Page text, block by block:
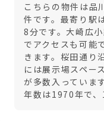
こちらの物件は
件です。最寄り駅
8分です。大崎広
でアクセスも可能
きます。桜田通り
には展示場スペー
が多数入っていま
年数は1970年で、